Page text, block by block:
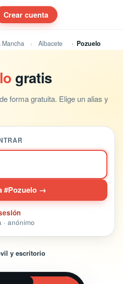
Crear cuenta
Mancha Albacete Pozuelo
gratis
forma gratuita. Elige un alias y
#Pozuelo →
· anónimo
y escritorio